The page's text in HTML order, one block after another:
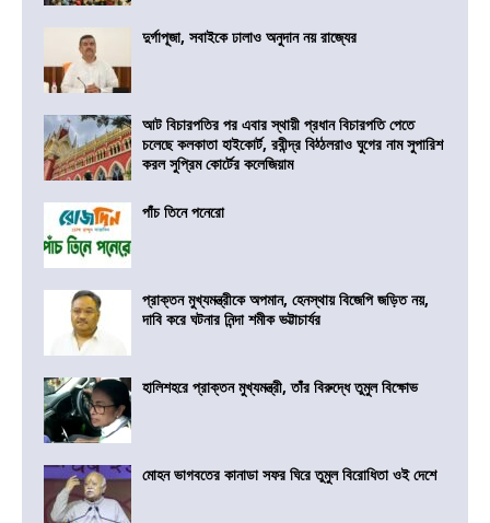
দুর্গাপূজা, সবাইকে ঢালাও অনুদান নয় রাজ্যের
আট বিচারপতির পর এবার স্থায়ী প্রধান বিচারপতি পেতে
চলেছে কলকাতা হাইকোর্ট, রবীন্দ্র বিঠ্ঠলরাও ঘুগের নাম সুপারিশ
করল সুপ্রিম কোর্টের কলেজিয়াম
পাঁচ তিনে পনেরো
প্রাক্তন মুখ্যমন্ত্রীকে অপমান, হেনস্থায় বিজেপি জড়িত নয়,
দাবি করে ঘটনার নিন্দা শমীক ভট্টাচার্যর
হালিশহরে প্রাক্তন মুখ্যমন্ত্রী, তাঁর বিরুদ্ধে তুমুল বিক্ষোভ
মোহন ভাগবতের কানাডা সফর ঘিরে তুমুল বিরোধিতা ওই দেশে